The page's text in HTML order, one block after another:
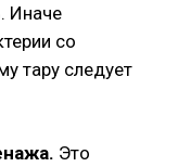
Иначе
со
тару следует
Это